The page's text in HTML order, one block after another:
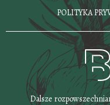
POLITYKA
Dalsze